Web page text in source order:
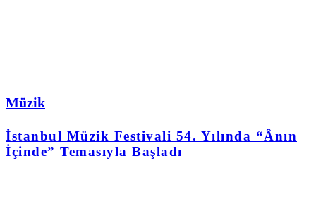
Müzik
İstanbul Müzik Festivali 54. Yılında “Ânın
İçinde” Temasıyla Başladı